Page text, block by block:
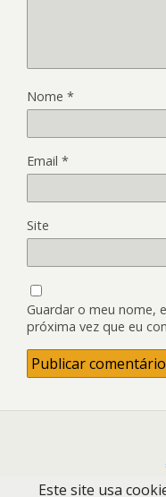
Nome *
Email *
Site
Guardar o meu nome,
próxima vez que eu
Este site usa